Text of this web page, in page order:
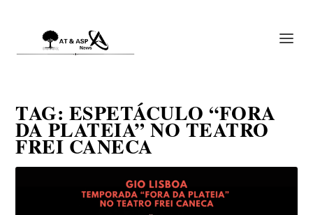
TAG: ESPETÁCULO “FORA
DA PLATEIA” NO TEATRO
FREI CANECA